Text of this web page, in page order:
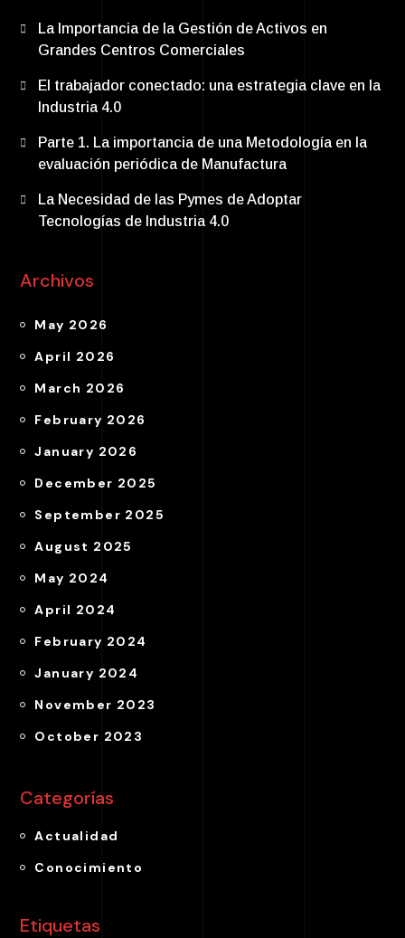
La Importancia de la Gestión de Activos en
Grandes Centros Comerciales
El trabajador conectado: una estrategia clave en la
Industria 4.0
Parte 1. La importancia de una Metodología en la
evaluación periódica de Manufactura
La Necesidad de las Pymes de Adoptar
Tecnologías de Industria 4.0
Archivos
May 2026
April 2026
March 2026
February 2026
January 2026
December 2025
September 2025
August 2025
May 2024
April 2024
February 2024
January 2024
November 2023
October 2023
Categorías
Actualidad
Conocimiento
Etiquetas